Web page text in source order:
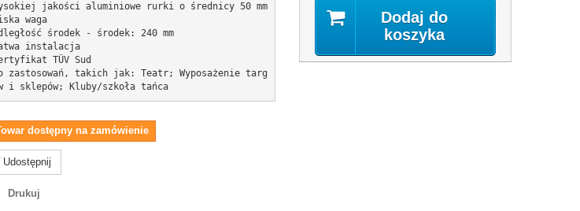
jakości aluminiowe rurki o średnicy 50 mm
waga
środek - środek: 240 mm
instalacja
TÜV Sud
zastosowań, takich jak: Teatr; Wyposażenie targ
i sklepów; Kluby/szkoła tańca
dostępny na zamówienie
Udostępnij
Drukuj
Dodaj do
koszyka